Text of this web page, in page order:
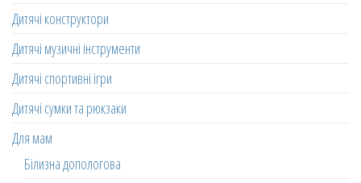
Дитячі конструктори
Дитячі музичні інструменти
Дитячі спортивні ігри
Дитячі сумки та рюкзаки
Для мам
Білизна допологова